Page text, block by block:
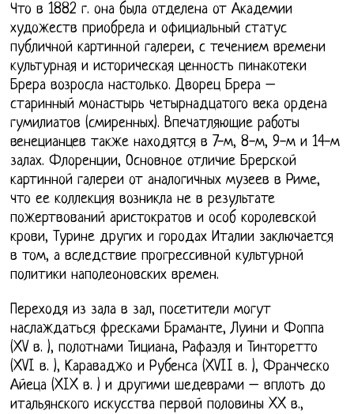
Что в 1882 г. она была отделена от Академии
художеств приобрела и официальный статус
публичной картинной галереи, с течением времени
культурная и историческая ценность пинакотеки
Брера возросла настолько. Дворец Брера –
старинный монастырь четырнадцатого века ордена
гумилиатов (смиренных). Впечатляющие работы
венецианцев также находятся в 7-м, 8-м, 9-м и 14-м
залах. Флоренции, Основное отличие Брерской
картинной галереи от аналогичных музеев в Риме,
что ее коллекция возникла не в результате
пожертвований аристократов и особ королевской
крови, Турине других и городах Италии заключается
в том, а вследствие прогрессивной культурной
политики наполеоновских времен.
Переходя из зала в зал, посетители могут
наслаждаться фресками Браманте, Луини и Фоппа
(XV в. ), полотнами Тициана, Рафаэля и Тинторетто
(XVI в. ), Караваджо и Рубенса (XVII в. ), Франческо
Айеца (XIX в. ) и другими шедеврами – вплоть до
итальянского искусства первой половины XX в.,